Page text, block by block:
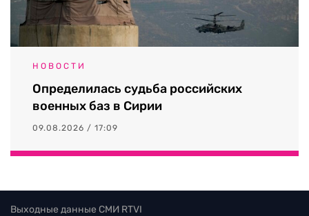
НОВОСТИ
Определилась судьба российских
военных баз в Сирии
09.08.2026 / 17:09
Выходные данные СМИ RTVI